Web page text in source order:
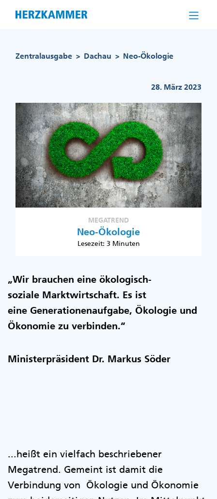
Zentralausgabe > Dachau > Neo-Ökologie
28. März 2023
MEGATREND
Neo-Ökologie
Lesezeit: 3 Minuten
„Wir brauchen eine ökologisch-
soziale Marktwirtschaft. Es ist
eine Generationenaufgabe, Ökologie und
Ökonomie zu verbinden.“
Ministerpräsident Dr. Markus Söder
...heißt ein vielfach beschriebener
Megatrend. Gemeint ist damit die
Verbindung von Ökologie und Ökonomie